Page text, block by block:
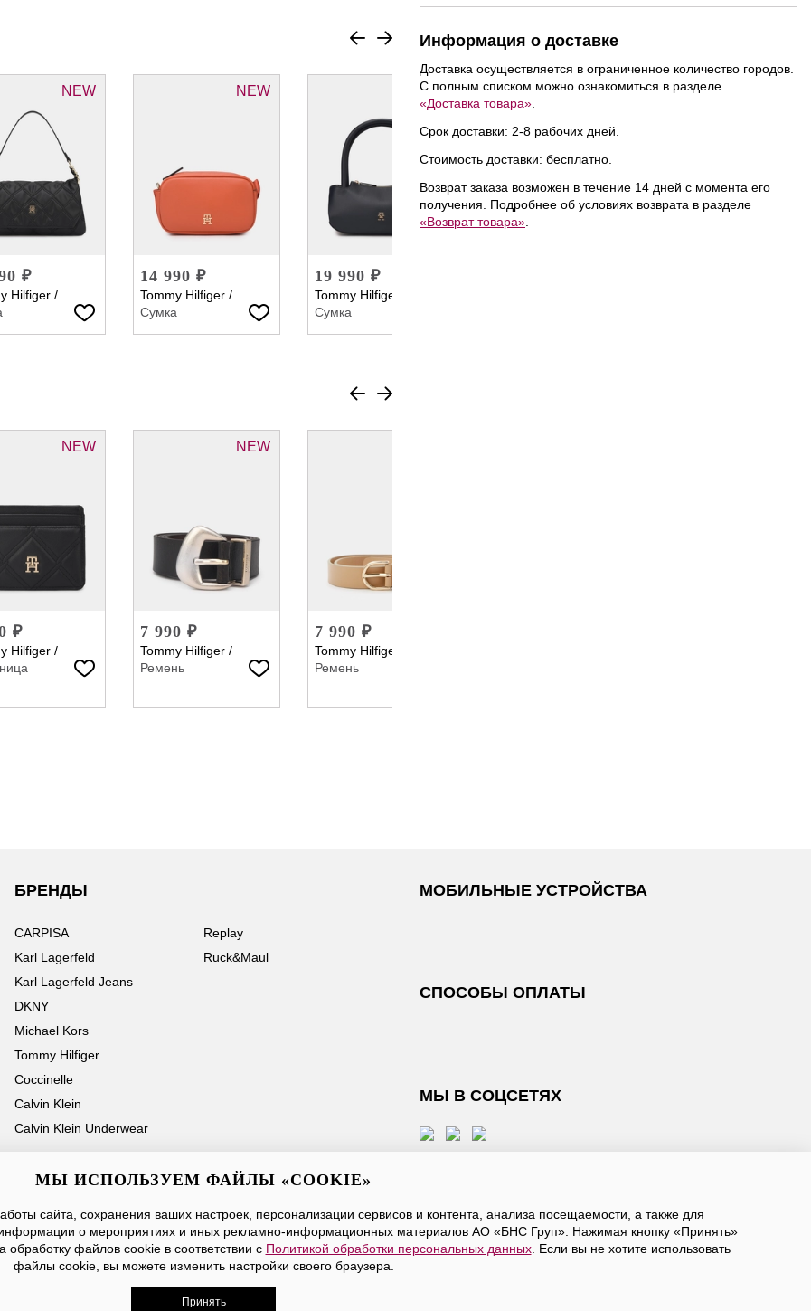
NEW
₽
Hilfiger /
NEW
14 990 ₽
Tommy Hilfiger /
Сумка
NEW
19 990 ₽
Tommy Hilfiger
Сумка
NEW
NEW
₽
Hilfiger /
NEW
7 990 ₽
Tommy Hilfiger /
Ремень
7 990 ₽
Tommy Hilfiger
Ремень
Информация о доставке
Доставка осуществляется в ограниченное количество городов.
С полным списком можно ознакомиться в разделе
«Доставка товара»
Срок доставки: 2-8 рабочих дней.
Стоимость доставки: бесплатно.
Возврат заказа возможен в течение 14 дней с момента его
получения. Подробнее об условиях возврата в разделе
«Возврат товара»
БРЕНДЫ
CARPISA
Karl Lagerfeld
Karl Lagerfeld Jeans
DKNY
Michael Kors
Tommy Hilfiger
Coccinelle
Calvin Klein
Calvin Klein Underwear
Replay
Ruck&Maul
МОБИЛЬНЫЕ УСТРОЙСТВА
СПОСОБЫ ОПЛАТЫ
МЫ В СОЦСЕТЯХ
Ваше имя Email
Нажимая на кнопку «Отправить», вы принимаете условияПубличной оферты, даетесогласие на обработку персональных данных
обуви и аксессуаров. Все права защищены. Доставка в ограниченное количество городов России.
МЫ ИСПОЛЬЗУЕМ ФАЙЛЫ «COOKIE»
сайта, сохранения ваших настроек, персонализации сервисов и контента, анализа посещаемости, а также для
о мероприятиях и иных рекламно-информационных материалов АО «БНС Груп». Нажимая кнопку «Принять»
обработку файлов cookie в соответствии с Политикой обработки персональных данных. Если вы не хотите использовать
файлы cookie, вы можете изменить настройки своего браузера.
Принять